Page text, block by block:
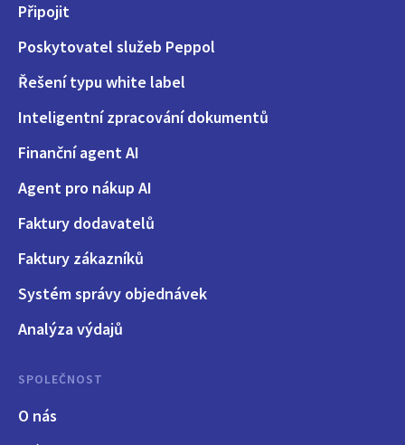
Připojit
Poskytovatel služeb Peppol
Řešení typu white label
Inteligentní zpracování dokumentů
Finanční agent AI
Agent pro nákup AI
Faktury dodavatelů
Faktury zákazníků
Systém správy objednávek
Analýza výdajů
SPOLEČNOST
O nás